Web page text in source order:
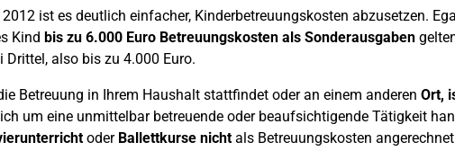
ist es deutlich einfacher, Kinderbetreuungskosten abzusetzen.
Kind bis zu 6.000 Euro Betreuungskosten als Sonderausgaben
Drittel, also bis zu 4.000 Euro.
Betreuung in Ihrem Haushalt stattfindet oder an einem anderen Ort,
um eine unmittelbar betreuende oder beaufsichtigende Tätigkeit
oder Ballettkurse nichtals Betreuungskosten